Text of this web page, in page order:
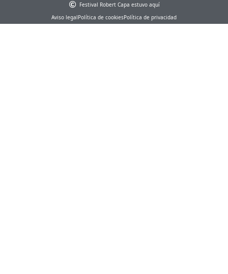
Festival Robert Capa estuvo aquí
Aviso legalPolítica de cookiesPolítica de privacidad